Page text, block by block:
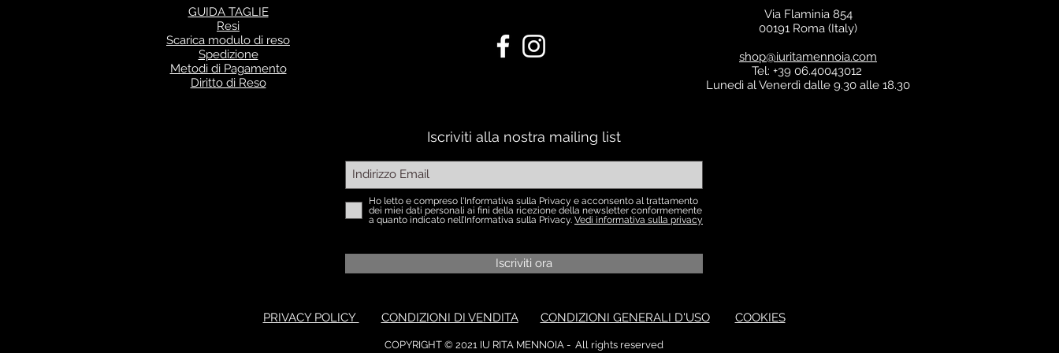
GUIDA TAGLIE
Resi
Scarica modulo di reso
Spedizione
Metodi di Pagamento
Diritto di Reso
Via Flaminia 854
00191 Roma (Italy)
shop@iuritamennoia.com
Tel: +39 06.40043012
Lunedì al Venerdì dalle 9.30 alle 18.30
Iscriviti alla nostra mailing list
Ho letto e compreso l'Informativa sulla Privacy e acconsento al trattamento
dei miei dati personali ai fini della ricezione della newsletter conformemente
a quanto indicato nell’Informativa sulla Privacy. Vedi informativa sulla privacy
Iscriviti ora
PRIVACY POLICY CONDIZIONI DI VENDITA CONDIZIONI GENERALI D'USO COOKIES
COPYRIGHT © 2021 IU RITA MENNOIA - All rights reserved